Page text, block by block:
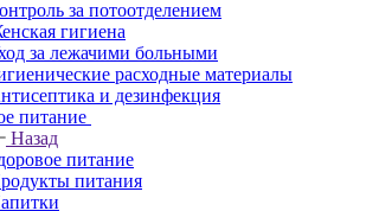
за потоотделением
гигиена
за лежачими больными
расходные материалы
и дезинфекция
питание
Назад
питание
питания